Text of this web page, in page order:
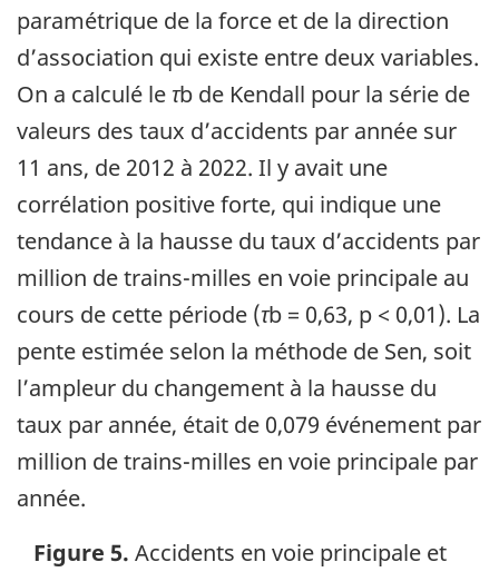
paramétrique de la force et de la direction
d’association qui existe entre deux variables.
On a calculé leτb de Kendall pour la série de
valeurs des taux d’accidents par année sur
11 ans, de 2012 à 2022. Il y avait une
corrélation positive forte, qui indique une
tendance à la hausse du taux d’accidents par
million de trains-milles en voie principale au
cours de cette période (τb = 0,63, p < 0,01). La
pente estimée selon la méthode de Sen, soit
l’ampleur du changement à la hausse du
taux par année, était de 0,079 événement par
million de trains-milles en voie principale par
année.
Figure 5. Accidents en voie principale et